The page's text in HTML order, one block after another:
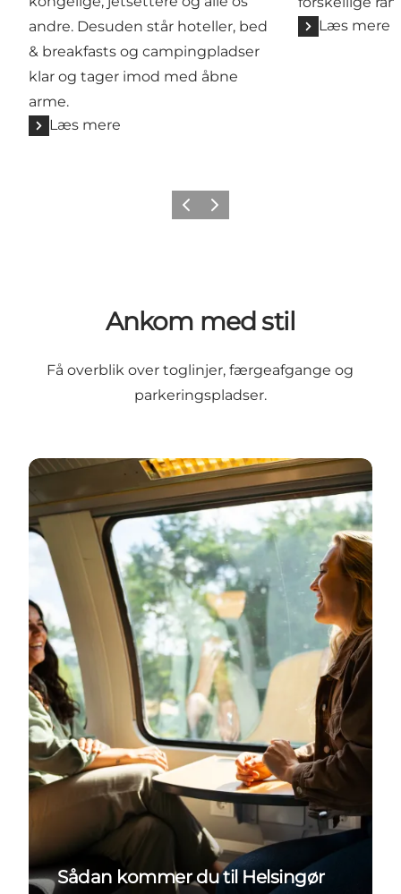
andre. Desuden står hoteller, bed
& breakfasts og campingpladser
klar og tager imod med åbne
arme.
Læs mere
Læs mere
ForrigeNæste
Ankom med stil
Få overblik over toglinjer, færgeafgange og
parkeringspladser.
Sådan kommer du til Helsingør
Sådan kommer du til Helsingør